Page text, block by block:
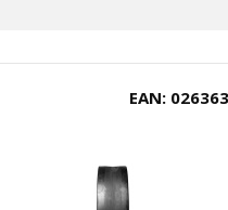
EAN: 026363